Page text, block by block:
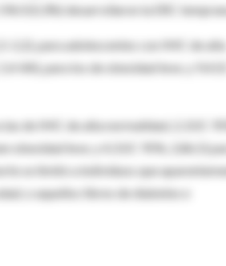
(0,3%) desarrollaron la ERC
2,2), para adolescentes con IMC de alta
84), para los de obesidad leve, y 9,4
las de IMC de alta normalidad, 2,3 (IC
obesidad leve, y 4,3 (IC 95%, 2,86,5)
se limitó a individuos que
o aquellos libres de diabetes e